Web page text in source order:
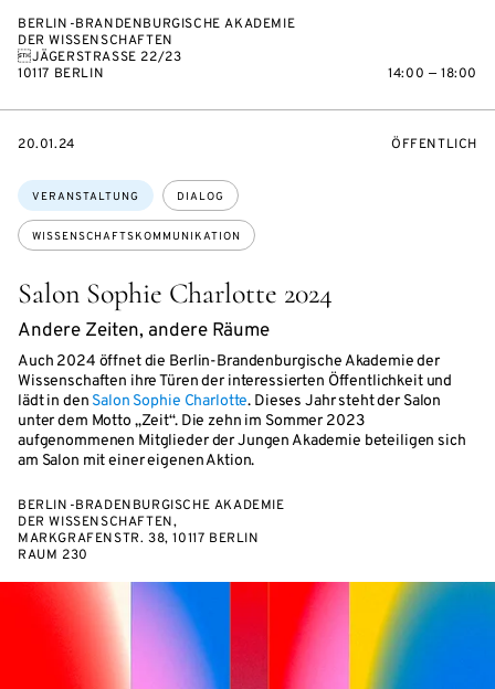
BERLIN-BRANDENBURGISCHE AKADEMIE
DER WISSENSCHAFTEN
JÄGERSTRASSE 22/23
10117 BERLIN
14:00 — 18:00
Salon Sophie Charlotte 2024
Andere Zeiten, andere Räume
Auch 2024 öffnet die Berlin-Brandenburgische Akademie der
Wissenschaften ihre Türen der interessierten Öffentlichkeit und
lädt in den Salon Sophie Charlotte. Dieses Jahr steht der Salon
unter dem Motto „Zeit“. Die zehn im Sommer 2023
aufgenommenen Mitglieder der Jungen Akademie beteiligen sich
am Salon mit einer eigenen Aktion.
Themen:
VERANSTALTUNG DIALOG
WISSENSCHAFTSKOMMUNIKATION
EVENTBEGINSON
20.01.24 ÖFFENTLICH
BERLIN-BRADENBURGISCHE AKADEMIE
DER WISSENSCHAFTEN,
MARKGRAFENSTR. 38, 10117 BERLIN
RAUM 230